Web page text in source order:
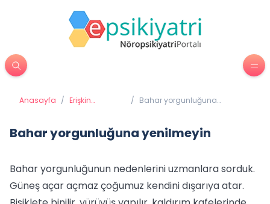
Anasayfa / Erişkin
/ Bahar yorgunluğuna
Bahar yorgunluğuna yenilmeyin
Bahar yorgunluğunun nedenlerini uzmanlara sorduk.
Güneş açar açmaz çoğumuz kendini dışarıya atar.